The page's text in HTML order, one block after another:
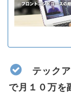
テック
で月１０万を